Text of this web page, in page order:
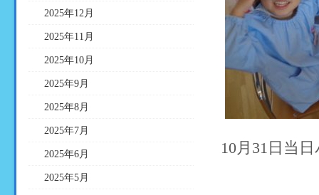
10月31日当
2025年12月
2025年11月
2025年10月
2025年9月
2025年8月
2025年7月
2025年6月
2025年5月